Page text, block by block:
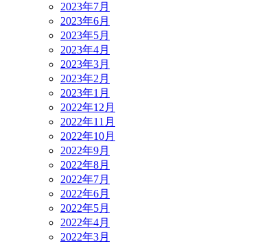
2023年7月
2023年6月
2023年5月
2023年4月
2023年3月
2023年2月
2023年1月
2022年12月
2022年11月
2022年10月
2022年9月
2022年8月
2022年7月
2022年6月
2022年5月
2022年4月
2022年3月